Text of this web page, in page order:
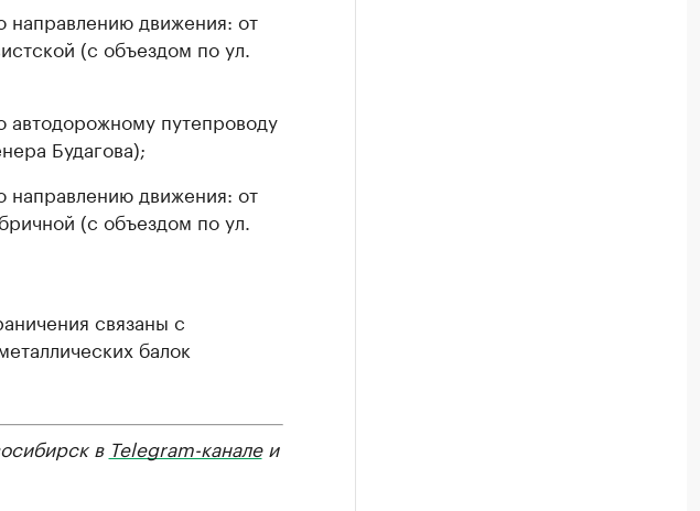
направлению движения: от
(с объездом по ул.
путепроводу
Будагова);
направлению движения: от
(с объездом по ул.
связаны с
балок
в Telegram-каналеи